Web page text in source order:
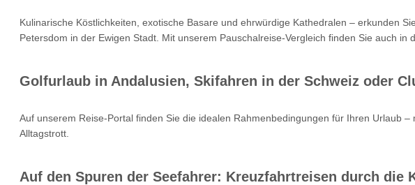
Kulinarische Köstlichkeiten, exotische Basare und ehrwürdige Kathedralen – erkunden
Petersdom in der Ewigen Stadt. Mit unserem Pauschalreise-Vergleich finden Sie auch in
Golfurlaub in Andalusien, Skifahren in der Schweiz oder
Auf unserem Reise-Portal finden Sie die idealen Rahmenbedingungen für Ihren Urlaub
Alltagstrott.
Auf den Spuren der Seefahrer: Kreuzfahrtreisen durch die